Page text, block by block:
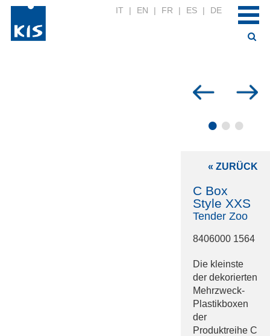
IT | EN | FR | ES | DE
•••
« ZURÜCK
C Box
Style XXS
Tender Zoo
8406000 1564
Die kleinste
der dekorierten
Mehrzweck-
Plastikboxen
der
Produktreihe C